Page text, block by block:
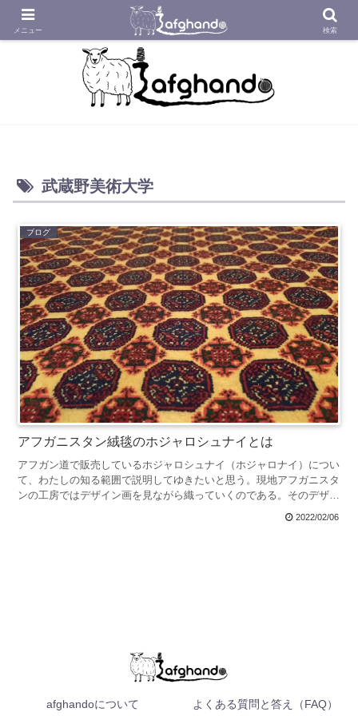
アフガニスタンの工房から織り紡いだアフガン絨毯をあなたへ
武蔵野美術大学
ブログ
アフガニスタン絨毯のホジャロシュナイとは
アフガン道で販売しているホジャロシュナイ（ホジャロナイ）につい
て、わたしの知る範囲で説明してゆきたいと思う。現地アフガニスタ
ンの工房ではデザイン画を見ながら織っていくのである。そのデザイ
ン画やブハラにいる知人の絨毯商人から聞いた話しなど、いろいろな
2022/02/06
afghandoについて よくある質問と答え（FAQ）
メニュー 検索